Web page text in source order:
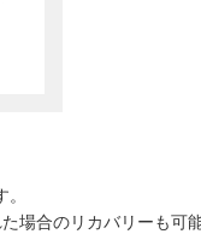
場合のリカバリーも可